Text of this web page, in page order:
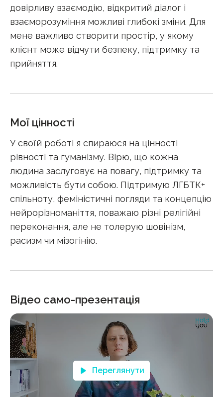
довірливу взаємодію, відкритий діалог і
взаєморозуміння можливі глибокі зміни. Для
мене важливо створити простір, у якому
клієнт може відчути безпеку, підтримку та
прийняття.
Мої цінності
У своїй роботі я спираюся на цінності
рівності та гуманізму. Вірю, що кожна
людина заслуговує на повагу, підтримку та
можливість бути собою. Підтримую ЛГБТК+
спільноту, феміністичні погляди та концепцію
нейрорізноманіття, поважаю різні релігійні
переконання, але не толерую шовінізм,
расизм чи мізогінію.
Відео само-презентація
Переглянути